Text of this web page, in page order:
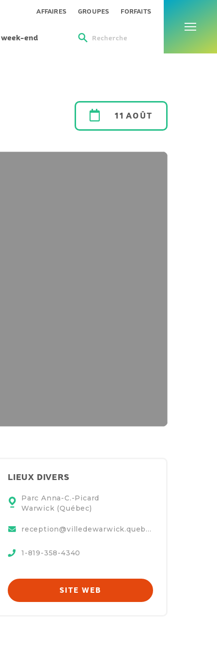
Menu
week-end
AFFAIRES GROUPES FORFAITS
Recherche
11 AOÛT
LIEUX DIVERS
Parc Anna-C.-Picard
Warwick (Québec)
reception@villedewarwick.quebec
1-819-358-4340
SITE WEB